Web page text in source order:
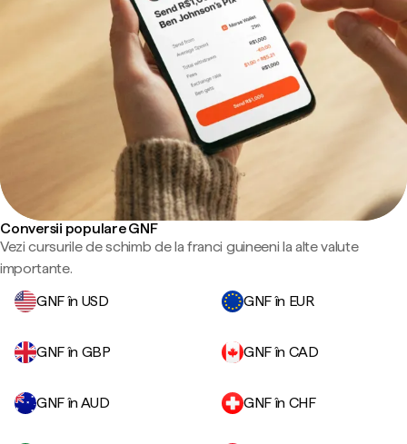
Conversii populare GNF
Vezi cursurile de schimb de la franci guineeni la alte valute
importante.
GNF în USD
GNF în EUR
GNF în GBP GNF în CAD
GNF în AUD GNF în CHF